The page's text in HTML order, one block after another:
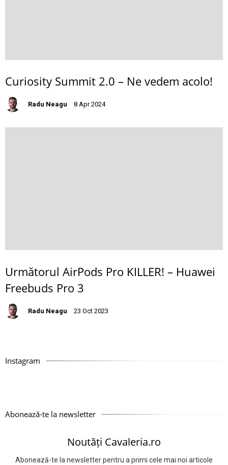
Curiosity Summit 2.0 – Ne vedem acolo!
Radu Neagu 8 Apr 2024
Următorul AirPods Pro KILLER! – Huawei
Freebuds Pro 3
Radu Neagu 23 Oct 2023
Instagram
Abonează-te la newsletter
Noutăți Cavaleria.ro
Abonează-te la newsletter pentru a primi cele mai noi articole